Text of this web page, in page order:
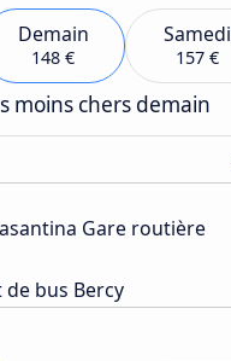
Demain
148 €
Samedi
157 €
moins chers demain
Gare routière
bus Bercy